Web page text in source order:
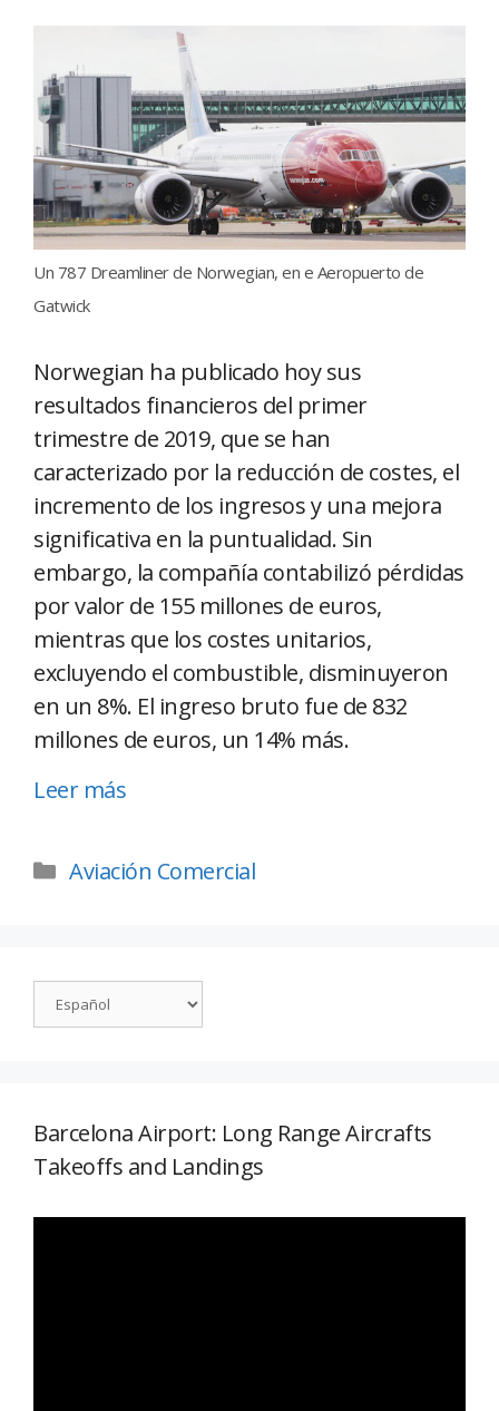
Un 787 Dreamliner de Norwegian, en e Aeropuerto de
Gatwick
Norwegian ha publicado hoy sus
resultados financieros del primer
trimestre de 2019, que se han
caracterizado por la reducción de costes, el
incremento de los ingresos y una mejora
significativa en la puntualidad. Sin
embargo, la compañía contabilizó pérdidas
por valor de 155 millones de euros,
mientras que los costes unitarios,
excluyendo el combustible, disminuyeron
en un 8%. El ingreso bruto fue de 832
millones de euros, un 14% más.
Leer más
Aviación Comercial
Barcelona Airport: Long Range Aircrafts
Takeoffs and Landings